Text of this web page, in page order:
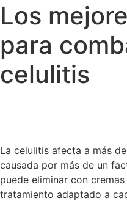
Los
para
celulitis
La celulitis afecta a más
causada por más de un
puede eliminar con
tratamiento adaptado a